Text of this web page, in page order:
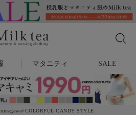
マタニティ SALE
CANDY STYLE